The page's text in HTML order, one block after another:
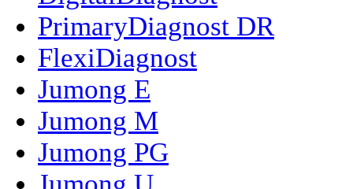
PrimaryDiagnost DR
FlexiDiagnost
Jumong E
Jumong M
Jumong PG